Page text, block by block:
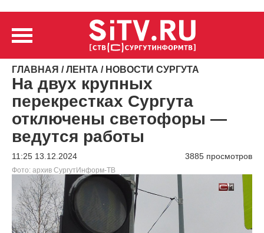
ГЛАВНАЯ /ЛЕНТА / НОВОСТИ СУРГУТА
На двух крупных
перекрестках Сургута
отключены светофоры —
ведутся работы
11:25 13.12.2024 3885 просмотров
Фото: архив СургутИнформ-ТВ